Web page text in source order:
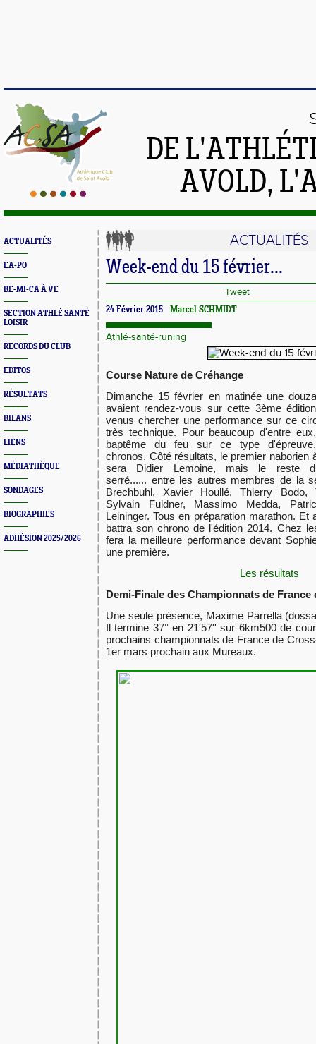
DE
AVOLD,
ACTUALITÉS
EA-PO
BE-MI-CA À VE
SECTION ATHLÉ SANTÉ
LOISIR
RECORDS DU CLUB
EDITOS
RÉSULTATS
BILANS
LIENS
MÉDIATHÈQUE
SONDAGES
BIOGRAPHIES
ADHÉSION 2025/2026
ACTUALITÉS
Week-end du 15 février...
Tweet
24 Février 2015 - Marcel SCHMIDT
Athlé-santé-runing
Course Nature de Créhange
Dimanche 15 février en matinée une
avaient rendez-vous sur cette 3ème
venus chercher une performance sur ce
très technique. Pour beaucoup d'entre
baptême du feu sur ce type
chronos. Côté résultats, le premier naborien
sera Didier Lemoine, mais le reste
serré...... entre les autres membres de la
Brechbuhl, Xavier Houllé, Thierry Bodo,
Sylvain Fuldner, Massimo Medda,
Leininger. Tous en préparation marathon. Et
battra son chrono de l'édition 2014. Chez
fera la meilleure performance devant
une première.
Les résultats
Demi-Finale des Championnats de
Une seule présence, Maxime Parrella
Il termine 37° en 21'57'' sur 6km500 de
prochains championnats de France de
1er mars prochain aux Mureaux.